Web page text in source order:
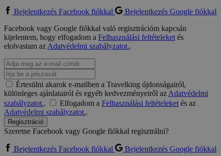
Bejelentkezés Facebook fiókkal
Bejelentkezés Google fiókkal
Facebook vagy Google fiókkal való regisztrációm kapcsán
kijelentem, hogy elfogadom a Felhasználási feltételeketés
elolvastam azAdatvédelmi szabályzatot..
Értesülni akarok e-mailben a Travelking újdonságairól,
különleges ajánlatairól és egyéb kedvezményeiről azAdatvédelmi
szabályzatot.. Elfogadom a Felhasználási feltételeketés az
Adatvédelmi szabályzatot..
Regisztráció
Szeretne Facebook vagy Google fiókkal regisztrálni?
Bejelentkezés Facebook fiókkal
Bejelentkezés Google fiókkal